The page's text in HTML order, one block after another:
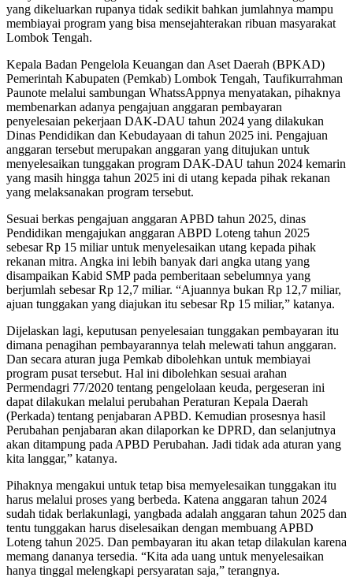
yang dikeluarkan rupanya tidak sedikit bahkan jumlahnya mampu
membiayai program yang bisa mensejahterakan ribuan masyarakat
Lombok Tengah.
Kepala Badan Pengelola Keuangan dan Aset Daerah (BPKAD)
Pemerintah Kabupaten (Pemkab) Lombok Tengah, Taufikurrahman
Paunote melalui sambungan WhatssAppnya menyatakan, pihaknya
membenarkan adanya pengajuan anggaran pembayaran
penyelesaian pekerjaan DAK-DAU tahun 2024 yang dilakukan
Dinas Pendidikan dan Kebudayaan di tahun 2025 ini. Pengajuan
anggaran tersebut merupakan anggaran yang ditujukan untuk
menyelesaikan tunggakan program DAK-DAU tahun 2024 kemarin
yang masih hingga tahun 2025 ini di utang kepada pihak rekanan
yang melaksanakan program tersebut.
Sesuai berkas pengajuan anggaran APBD tahun 2025, dinas
Pendidikan mengajukan anggaran ABPD Loteng tahun 2025
sebesar Rp 15 miliar untuk menyelesaikan utang kepada pihak
rekanan mitra. Angka ini lebih banyak dari angka utang yang
disampaikan Kabid SMP pada pemberitaan sebelumnya yang
berjumlah sebesar Rp 12,7 miliar. “Ajuannya bukan Rp 12,7 miliar,
ajuan tunggakan yang diajukan itu sebesar Rp 15 miliar,” katanya.
Dijelaskan lagi, keputusan penyelesaian tunggakan pembayaran itu
dimana penagihan pembayarannya telah melewati tahun anggaran.
Dan secara aturan juga Pemkab dibolehkan untuk membiayai
program pusat tersebut. Hal ini dibolehkan sesuai arahan
Permendagri 77/2020 tentang pengelolaan keuda, pergeseran ini
dapat dilakukan melalui perubahan Peraturan Kepala Daerah
(Perkada) tentang penjabaran APBD. Kemudian prosesnya hasil
Perubahan penjabaran akan dilaporkan ke DPRD, dan selanjutnya
akan ditampung pada APBD Perubahan. Jadi tidak ada aturan yang
kita langgar,” katanya.
Pihaknya mengakui untuk tetap bisa memyelesaikan tunggakan itu
harus melalui proses yang berbeda. Katena anggaran tahun 2024
sudah tidak berlakunlagi, yangbada adalah anggaran tahun 2025 dan
tentu tunggakan harus diselesaikan dengan membuang APBD
Loteng tahun 2025. Dan pembayaran itu akan tetap dilakulan karena
memang dananya tersedia. “Kita ada uang untuk menyelesaikan
hanya tinggal melengkapi persyaratan saja,” terangnya.